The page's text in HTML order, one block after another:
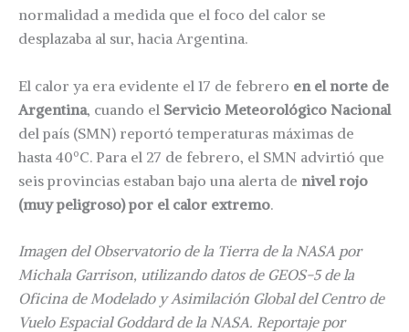
normalidad a medida que el foco del calor se
desplazaba al sur, hacia Argentina.
El calor ya era evidente el 17 de febrero en el norte de
Argentina, cuando el Servicio Meteorológico Nacional
del país (SMN) reportó temperaturas máximas de
hasta 40ºC. Para el 27 de febrero, el SMN advirtió que
seis provincias estaban bajo una alerta de nivel rojo
(muy peligroso) por el calor extremo.
Imagen del Observatorio de la Tierra de la NASA por
Michala Garrison, utilizando datos de GEOS-5 de la
Oficina de Modelado y Asimilación Global del Centro de
Vuelo Espacial Goddard de la NASA. Reportaje por